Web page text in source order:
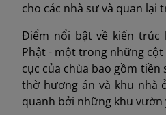
cho các nhà sư và quan lại
Điểm nổi bật về kiến trúc
Phật - một trong những
cục của chùa bao gồm
thờ hương án và khu nhà
quanh bởi những khu vườn